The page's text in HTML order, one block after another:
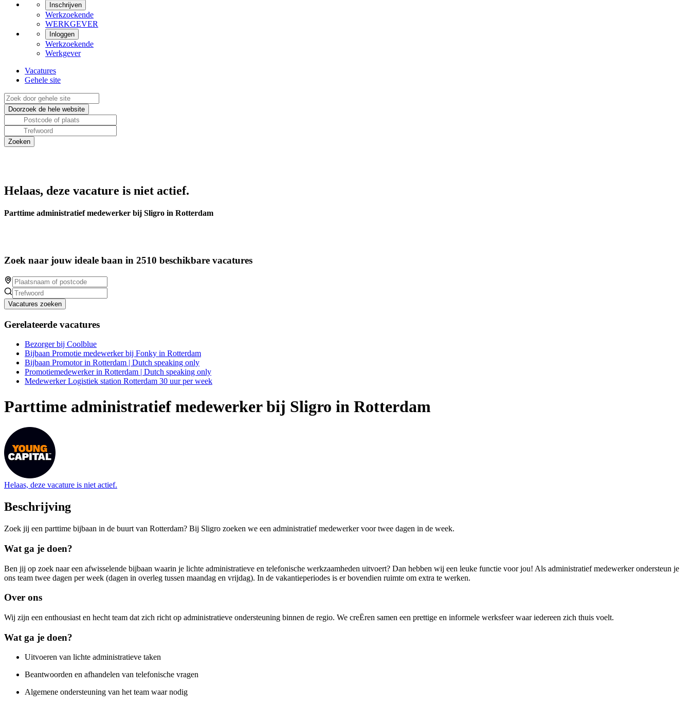
Inschrijven
Werkzoekende
WERKGEVER
Inloggen
Werkzoekende
Werkgever
Vacatures
Gehele site
Helaas, deze vacature is niet actief.
Parttime administratief medewerker bij Sligro in Rotterdam
Zoek naar jouw ideale baan in 2510 beschikbare vacatures
Vacatures zoeken
Gerelateerde vacatures
Bezorger bij Coolblue
Bijbaan Promotie medewerker bij Fonky in Rotterdam
Bijbaan Promotor in Rotterdam | Dutch speaking only
Promotiemedewerker in Rotterdam | Dutch speaking only
Medewerker Logistiek station Rotterdam 30 uur per week
Parttime administratief medewerker bij Sligro in Rotterdam
Helaas, deze vacature is niet actief.
Beschrijving
Zoek jij een parttime bijbaan in de buurt van Rotterdam? Bij Sligro zoeken we een administratief medewerker voor twee dagen in de week.
Wat ga je doen?
Ben jij op zoek naar een afwisselende bijbaan waarin je lichte administratieve en telefonische werkzaamheden uitvoert? Dan hebben wij een leuke functie voor jou! Als administratief medewerker ondersteun je
ons team twee dagen per week (dagen in overleg tussen maandag en vrijdag). In de vakantieperiodes is er bovendien ruimte om extra te werken.
Over ons
Wij zijn een enthousiast en hecht team dat zich richt op administratieve ondersteuning binnen de regio. We creËren samen een prettige en informele werksfeer waar iedereen zich thuis voelt.
Wat ga je doen?
Uitvoeren van lichte administratieve taken
Beantwoorden en afhandelen van telefonische vragen
Algemene ondersteuning van het team waar nodig